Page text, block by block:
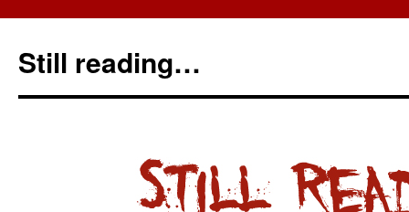
Still reading…